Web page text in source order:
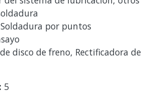
por puntos
disco de freno, Rectificadora de
5